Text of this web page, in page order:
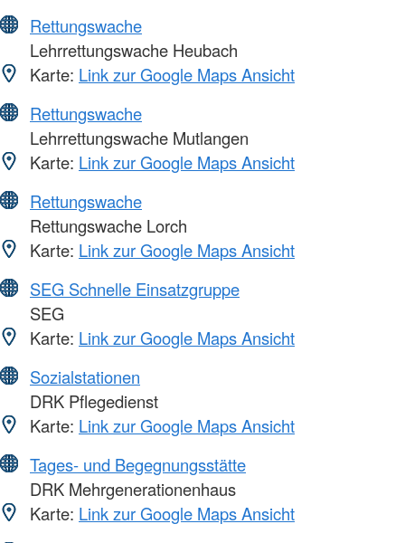
Rettungswache
Lehrrettungswache Heubach
Karte: Link zur Google Maps Ansicht
Rettungswache
Lehrrettungswache Mutlangen
Karte: Link zur Google Maps Ansicht
Rettungswache
Rettungswache Lorch
Karte: Link zur Google Maps Ansicht
SEG Schnelle Einsatzgruppe
SEG
Karte: Link zur Google Maps Ansicht
Sozialstationen
DRK Pflegedienst
Karte: Link zur Google Maps Ansicht
Tages- und Begegnungsstätte
DRK Mehrgenerationenhaus
Karte: Link zur Google Maps Ansicht